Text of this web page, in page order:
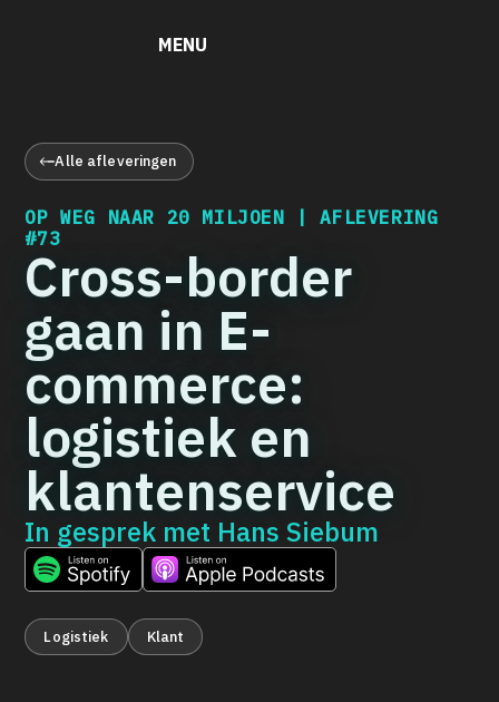
MENU
Alle afleveringen
OP WEG NAAR 20 MILJOEN | AFLEVERING
#73
Cross-border
gaan in E-
commerce:
logistiek en
klantenservice
In gesprek met Hans Siebum
Logistiek Klant